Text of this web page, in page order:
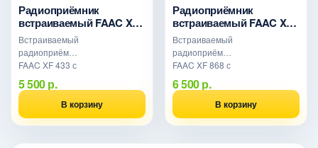
Радиоприёмник
встраиваемый FAAC XF
433 — OMNIDEC,
DS+RC+SLH, 250 кодов
Встраиваемый
радиоприёмник
FAAC XF 433 с
декодером
OMNIDEC.
Кодировки DS,
LC/RC,
SLH/SLH LR. 2
канала, 250
5 500 р.
В корзину
Радиоприёмник
встраиваемый FAAC XF
868 — OMNIDEC,
DS+RC+SLH, 250 кодов
Встраиваемый
радиоприёмник
FAAC XF 868 с
декодером
OMNIDEC.
Кодировки DS,
LC/RC,
SLH/SLH LR. 2
канала, 250
6 500 р.
В корзину